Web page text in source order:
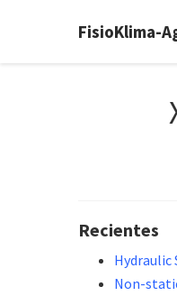
FisioKlima-
Recientes
Non-